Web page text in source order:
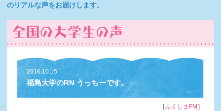
のリアルな声をお届けします。
2016.10.15
福島大学のRN うっちーです。
［ふくしまFM ］